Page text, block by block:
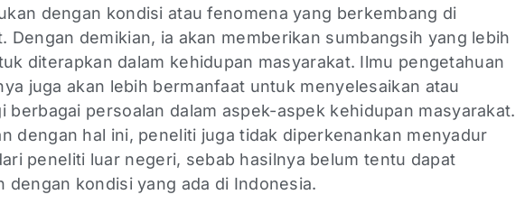
dengan kondisi atau fenomena yang berkembang di
Dengan demikian, ia akan memberikan sumbangsih yang lebih
diterapkan dalam kehidupan masyarakat. Ilmu pengetahuan
juga akan lebih bermanfaat untuk menyelesaikan atau
berbagai persoalan dalam aspek-aspek kehidupan masyarakat.
dengan hal ini, peneliti juga tidak diperkenankan menyadur
peneliti luar negeri, sebab hasilnya belum tentu dapat
dengan kondisi yang ada di Indonesia.